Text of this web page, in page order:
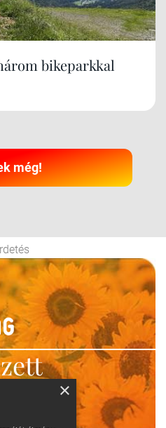
bikeparkkal
még!
×